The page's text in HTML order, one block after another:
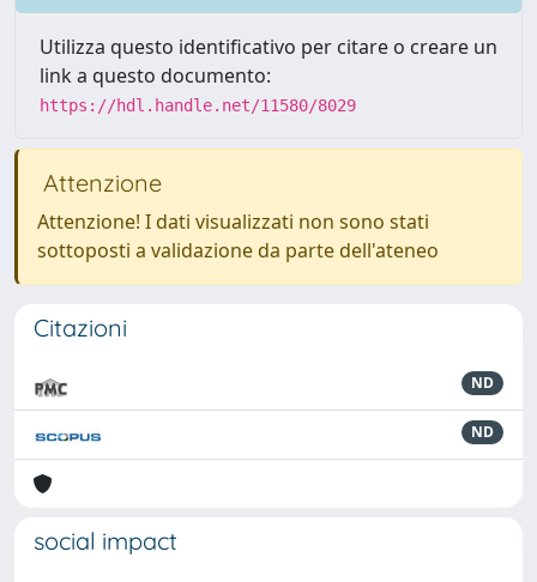
Utilizza questo identificativo per citare o creare un
link a questo documento:
https://hdl.handle.net/11580/8029
Attenzione
Attenzione! I dati visualizzati non sono stati
sottoposti a validazione da parte dell'ateneo
Citazioni
ND
ND
social impact